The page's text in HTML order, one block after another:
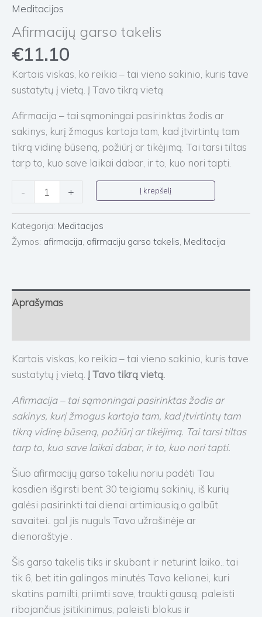
Meditacijos
Afirmacijų garso takelis
€11.10
Kartais viskas, ko reikia – tai vieno sakinio, kuris tave
sustatytų į vietą. Į Tavo tikrą vietą
Afirmacija – tai sąmoningai pasirinktas žodis ar
sakinys, kurį žmogus kartoja tam, kad įtvirtintų tam
tikrą vidinę būseną, požiūrį ar tikėjimą. Tai tarsi tiltas
tarp to, kuo save laikai dabar, ir to, kuo nori tapti.
- + Į krepšelį
Kategorija: Meditacijos
Žymos: afirmacija, afirmaciju garso takelis, Meditacija
Aprašymas
Kartais viskas, ko reikia – tai vieno sakinio, kuris tave
sustatytų į vietą. Į Tavo tikrą vietą.
Afirmacija – tai sąmoningai pasirinktas žodis ar
sakinys, kurį žmogus kartoja tam, kad įtvirtintų tam
tikrą vidinę būseną, požiūrį ar tikėjimą. Tai tarsi tiltas
tarp to, kuo save laikai dabar, ir to, kuo nori tapti.
Šiuo afirmacijų garso takeliu noriu padėti Tau
kasdien išgirsti bent 30 teigiamų sakinių, iš kurių
galėsi pasirinkti tai dienai artimiausią,o galbūt
savaitei.. gal jis nuguls Tavo užrašinėje ar
dienoraštyje .
Šis garso takelis tiks ir skubant ir neturint laiko.. tai
tik 6, bet itin galingos minutės Tavo kelionei, kuri
skatins pamilti, priimti save, traukti gausą, paleisti
ribojančius įsitikinimus, paleisti blokus ir